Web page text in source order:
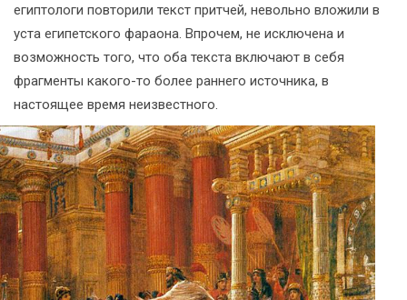
египтологи повторили текст притчей, невольно вложили в
уста египетского фараона. Впрочем, не исключена и
возможность того, что оба текста включают в себя
фрагменты какого-то более раннего источника, в
настоящее время неизвестного.